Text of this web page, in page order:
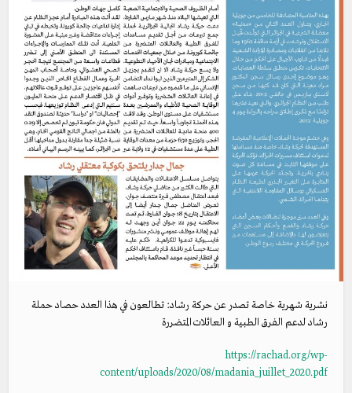
نشرية شهرية خاصة تصدر عن حركة رشاد: تطالعون في هذا العدد حصاد حملة
رشاد لدعم الفرق الطبية و العائلات المتضررة
https://rachad.org/wp-
content/uploads/2020/08/madania_juillet_2020.pdf